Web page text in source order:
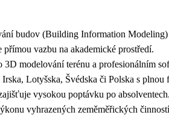
budov (Building Information
vazbu na akademické prostředí.
modelování terénu a profesionálním
Lotyšska, Švédska či Polska s
vysokou poptávku po
vyhrazených zeměměřických